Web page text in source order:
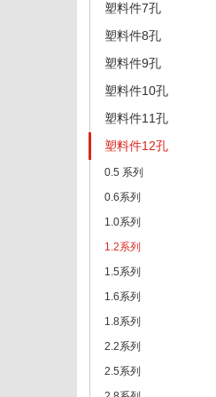
塑料件7孔
塑料件8孔
塑料件9孔
塑料件10孔
塑料件11孔
塑料件12孔
0.5 系列
0.6系列
1.0系列
1.2系列
1.5系列
1.6系列
1.8系列
2.2系列
2.5系列